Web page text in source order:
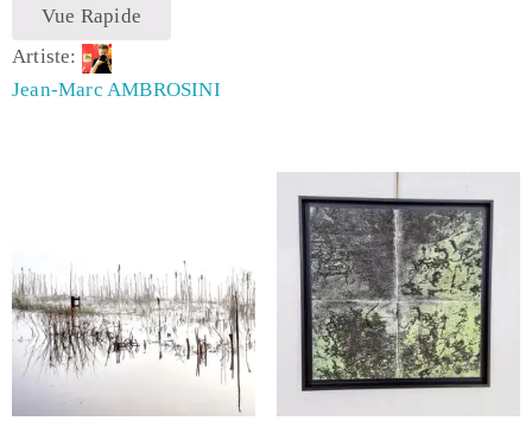
Vue Rapide
Artiste:
Jean-Marc AMBROSINI